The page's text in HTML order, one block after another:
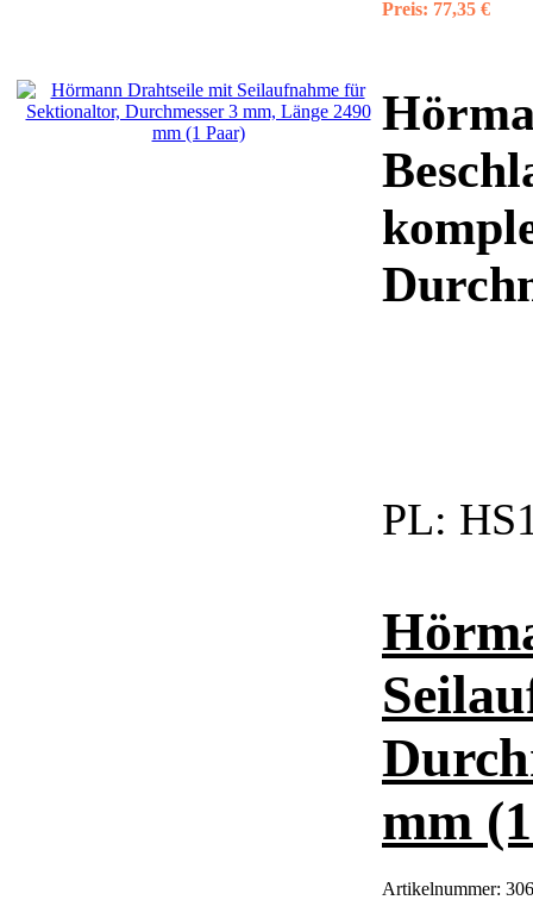
Preis: 77,35 €
PL:
mm
Artikelnummer: